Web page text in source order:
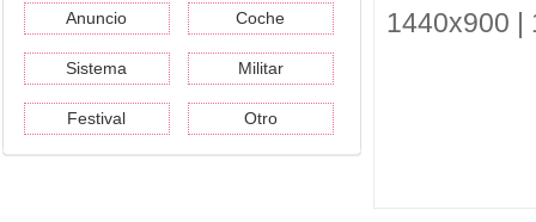
Anuncio Coche
Sistema Militar
Festival Otro
1440x900 |